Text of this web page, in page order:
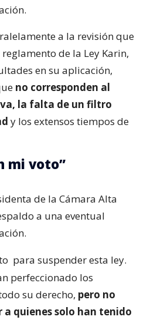
a la revisión que
de la Ley Karin,
en su aplicación,
no corresponden al
la falta de un filtro
y los extensos tiempos de
mi voto”
de la Cámara Alta
a una eventual
para suspender esta ley.
perfeccionado los
su derecho, pero no
a quienes solo han tenido